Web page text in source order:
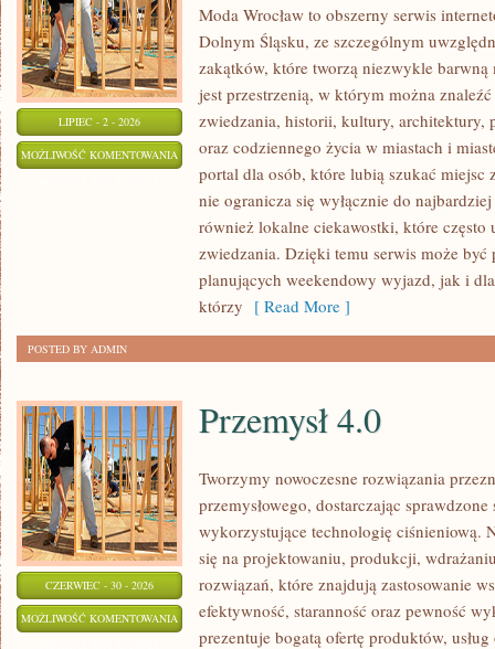
LIPIEC - 2 - 2026
MOŻLIWOŚĆ KOMENTOWANIA WROCŁAW
Moda Wrocław to obszerny serwis
Dolnym Śląsku, ze szczególnym
zakątków, które tworzą niezwykle barwną
jest przestrzenią, w którym można
zwiedzania, historii, kultury, architektury,
oraz codziennego życia w miastach i
portal dla osób, które lubią szukać miejsc
nie ogranicza się wyłącznie do
również lokalne ciekawostki, które często
zwiedzania. Dzięki temu serwis może
planujących weekendowy wyjazd, jak i
którzy [ Read More ]
POSTED BY ADMIN
CZERWIEC - 30 - 2026
MOŻLIWOŚĆ KOMENTOWANIA PRZEMYSŁ
Przemysł 4.0
Tworzymy nowoczesne rozwiązania
przemysłowego, dostarczając
wykorzystujące technologię ciśnieniową.
się na projektowaniu, produkcji,
rozwiązań, które znajdują zastosowanie
efektywność, staranność oraz pewność
prezentuje bogatą ofertę produktów,